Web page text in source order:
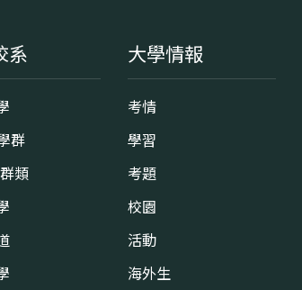
系
群
類
大學情報
考情
學習
考題
校園
活動
海外生